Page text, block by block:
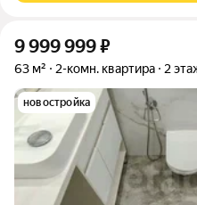
9 999 999₽
63 м² 2-комн. квартира 2
новостройка